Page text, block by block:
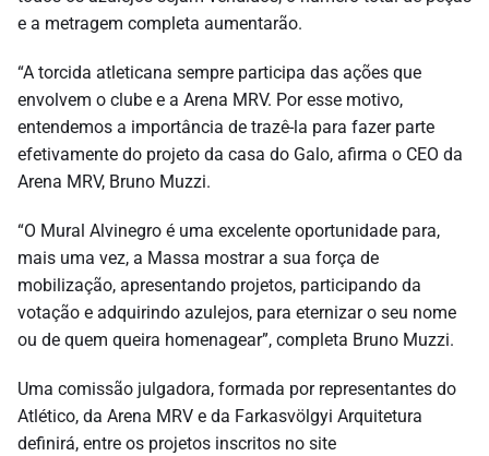
e a metragem completa aumentarão.
“A torcida atleticana sempre participa das ações que
envolvem o clube e a Arena MRV. Por esse motivo,
entendemos a importância de trazê-la para fazer parte
efetivamente do projeto da casa do Galo, afirma o CEO da
Arena MRV, Bruno Muzzi.
“O Mural Alvinegro é uma excelente oportunidade para,
mais uma vez, a Massa mostrar a sua força de
mobilização, apresentando projetos, participando da
votação e adquirindo azulejos, para eternizar o seu nome
ou de quem queira homenagear”, completa Bruno Muzzi.
Uma comissão julgadora, formada por representantes do
Atlético, da Arena MRV e da Farkasvölgyi Arquitetura
definirá, entre os projetos inscritos no site